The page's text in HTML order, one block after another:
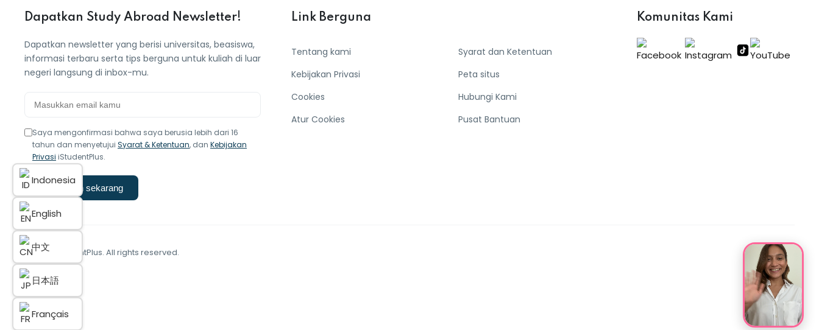
Dapatkan Study Abroad Newsletter!
Dapatkan newsletter yang berisi universitas, beasiswa,
informasi terbaru serta tips berguna untuk kuliah di luar
negeri langsung di inbox-mu.
Saya mengonfirmasi bahwa saya berusia lebih dari 16
tahun dan menyetujui Syarat & Ketentuan, dan Kebijakan
Privasi iStudentPlus.
Langganan sekarang
Link Berguna
Tentang kami
Kebijakan Privasi
Cookies
Atur Cookies
Syarat dan Ketentuan
Peta situs
Hubungi Kami
Pusat Bantuan
Komunitas Kami
© 2025 iStudentPlus. All rights reserved.
Indonesia
English
中文
日本語
Français